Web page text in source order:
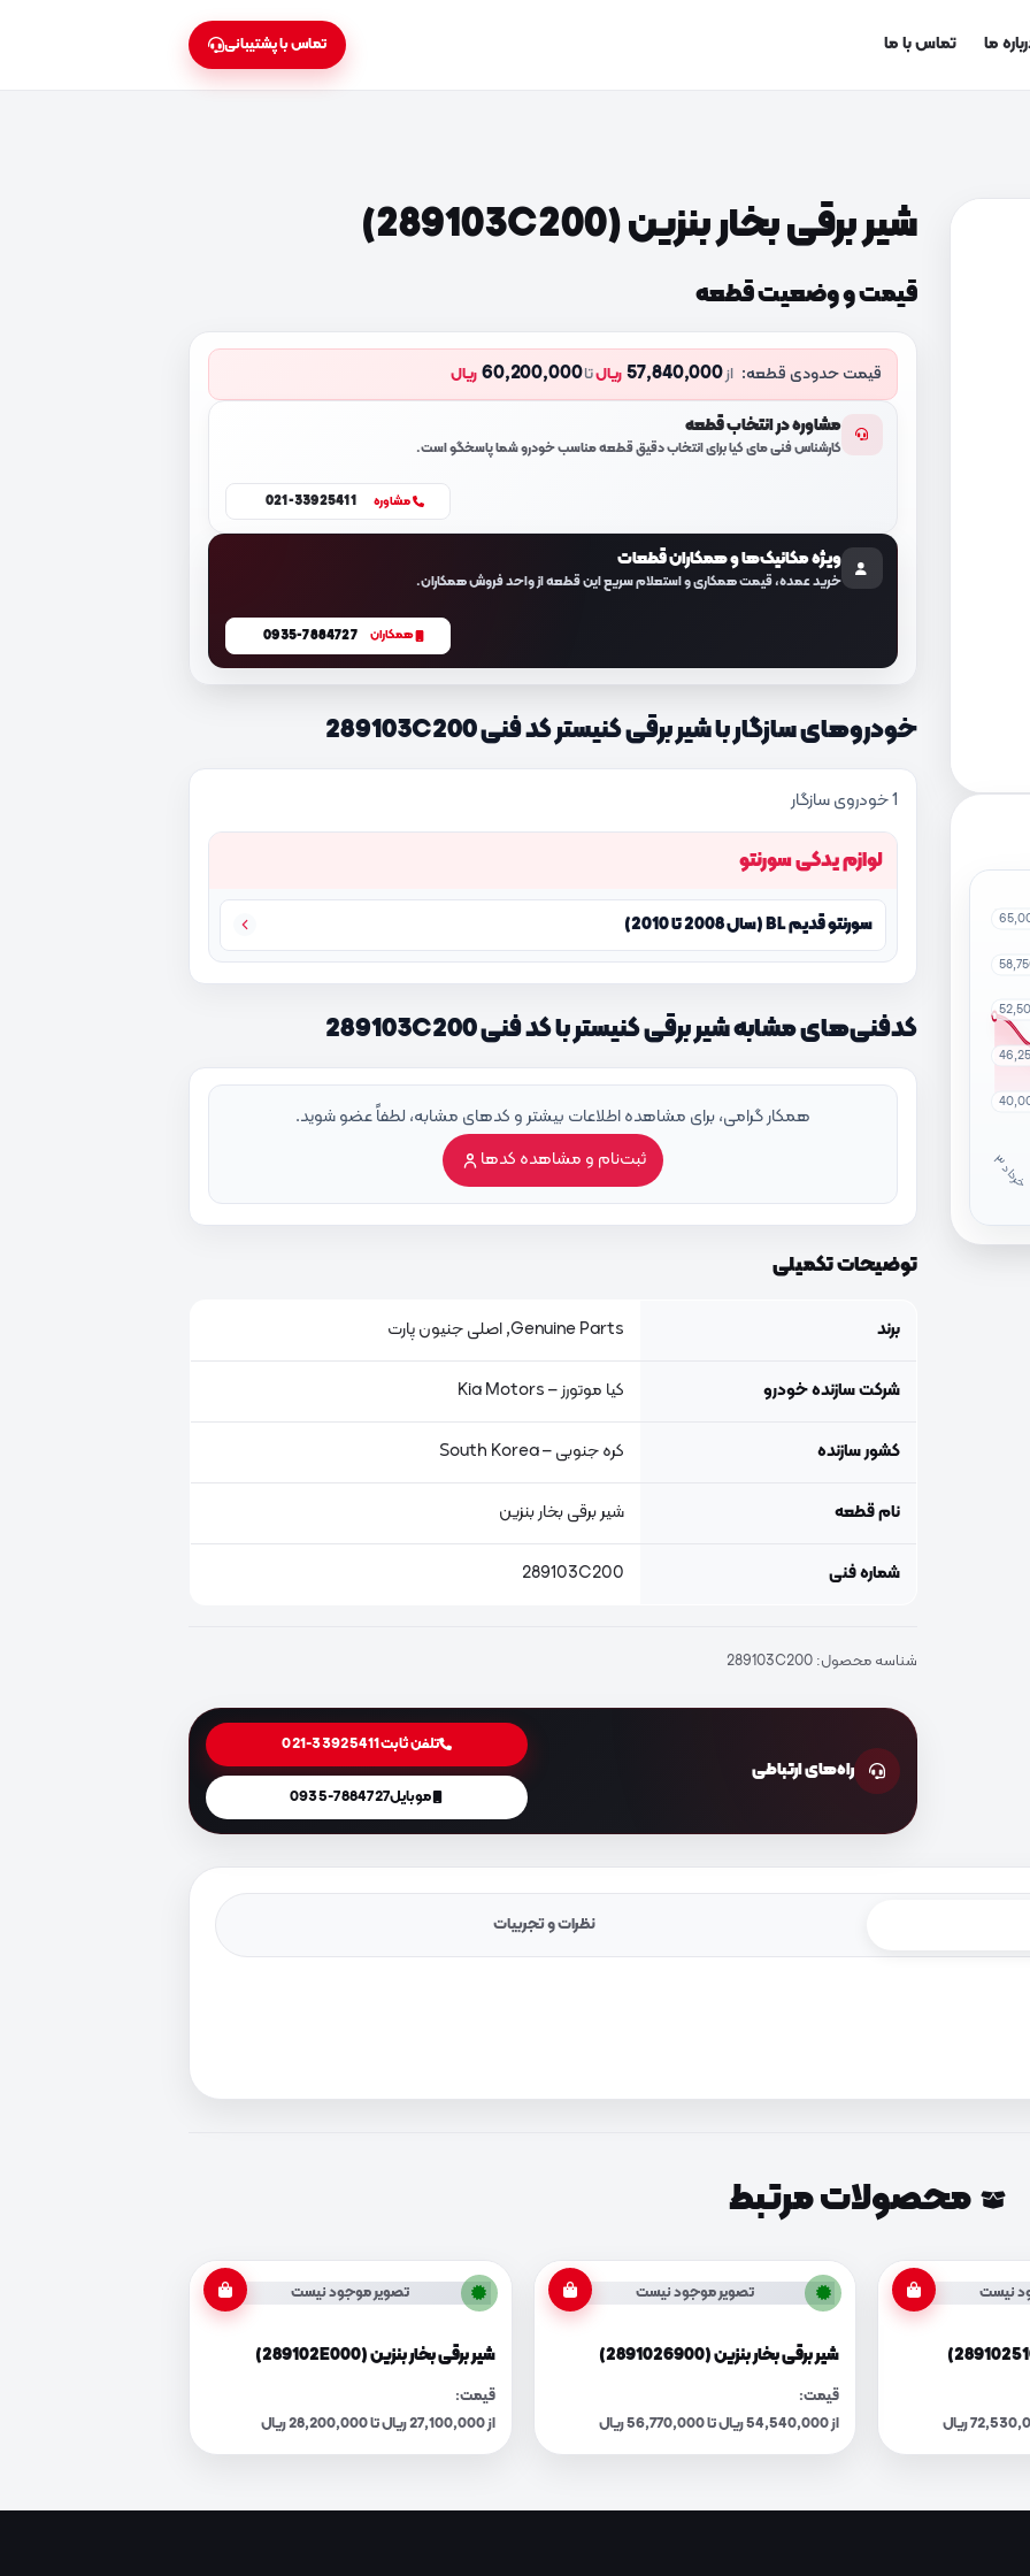
ما تماس با ما تماس با پشتیبانی
خ
ر
داد
۳
شیر برقی بخار بنزین (289103C200)
قیمت و وضعیت قطعه
قیمت حدودی قطعه: از57,840,000 ریالتا60,200,000ریال
مشاوره در انتخاب قطعه
کارشناس فنی مای کیا برای انتخاب دقیق قطعه مناسب خودرو شما پاسخگو است.
مشاوره 021-33925411
ویژه مکانیک‌ها و همکاران قطعات
خرید عمده، قیمت همکاری و استعلام سریع این قطعه از واحد فروش همکاران.
همکاران 0935-7884727
خودروهای سازگار با شیر برقی کنیستر کد فنی 289103C200
1 خودروی سازگار
لوازم یدکی سورنتو
سورنتو قدیم BL (سال 2008 تا 2010)
کدفنی‌های مشابه شیر برقی کنیستر با کد فنی 289103C200
همکار گرامی، برای مشاهده اطلاعات بیشتر و کدهای مشابه، لطفاً عضو شوید.
ثبت‌نام و مشاهده کدها
توضیحات تکمیلی
برند Genuine Parts, اصلی جنیون پارت
شرکت سازنده خودرو کیا موتورز – Kia Motors
کشور سازنده کره جنوبی – South Korea
نام قطعه شیر برقی بخار بنزین
شماره فنی 289103C200
شناسه محصول:289103C200
راه‌های ارتباطی
تلفن ثابت021-33925411
موبایل0935-7884727
نظرات و تجربیات
محصولات مرتبط
نیست تصویر موجود نیست
شیر برقی بخار بنزین (2891026900)
قیمت:
از 54,540,000 ریال تا 56,770,000 ریال
تصویر موجود نیست
شیر برقی بخار بنزین (289102E000)
قیمت:
از 27,100,000 ریال تا 28,200,000 ریال